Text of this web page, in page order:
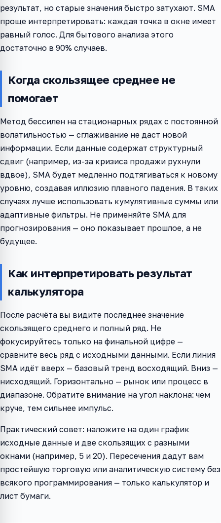
результат, но старые значения быстро затухают. SMA
проще интерпретировать: каждая точка в окне имеет
равный голос. Для бытового анализа этого
достаточно в 90% случаев.
Когда скользящее среднее не
помогает
Метод бессилен на стационарных рядах с постоянной
волатильностью — сглаживание не даст новой
информации. Если данные содержат структурный
сдвиг (например, из-за кризиса продажи рухнули
вдвое), SMA будет медленно подтягиваться к новому
уровню, создавая иллюзию плавного падения. В таких
случаях лучше использовать кумулятивные суммы или
адаптивные фильтры. Не применяйте SMA для
прогнозирования — оно показывает прошлое, а не
будущее.
Как интерпретировать результат
калькулятора
После расчёта вы видите последнее значение
скользящего среднего и полный ряд. Не
фокусируйтесь только на финальной цифре —
сравните весь ряд с исходными данными. Если линия
SMA идёт вверх — базовый тренд восходящий. Вниз —
нисходящий. Горизонтально — рынок или процесс в
диапазоне. Обратите внимание на угол наклона: чем
круче, тем сильнее импульс.
Практический совет: наложите на один график
исходные данные и две скользящих с разными
окнами (например, 5 и 20). Пересечения дадут вам
простейшую торговую или аналитическую систему без
всякого программирования — только калькулятор и
лист бумаги.